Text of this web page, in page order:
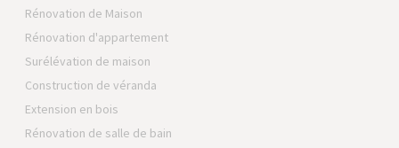
Rénovation de Maison
Rénovation d'appartement
Surélévation de maison
Construction de véranda
Extension en bois
Rénovation de salle de bain